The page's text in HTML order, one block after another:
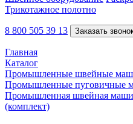
Трикотажное полотно
8 800 505 39 13 Заказать
Главная
Каталог
Промышленные швейные
Промышленные пуговичные
Промышленная швейная
(комплект)